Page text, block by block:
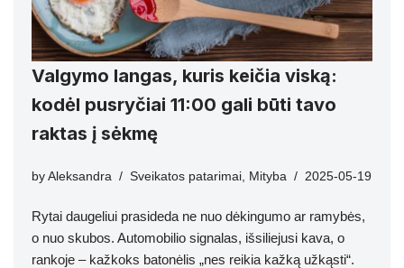
Valgymo langas, kuris keičia viską:
kodėl pusryčiai 11:00 gali būti tavo
raktas į sėkmę
by Aleksandra Sveikatos patarimai Mityba 2025-05-19
Rytai daugeliui prasideda ne nuo dėkingumo ar ramybės,
o nuo skubos. Automobilio signalas, išsiliejusi kava, o
rankoje – kažkoks batonėlis „nes reikia kažką užkąsti“.